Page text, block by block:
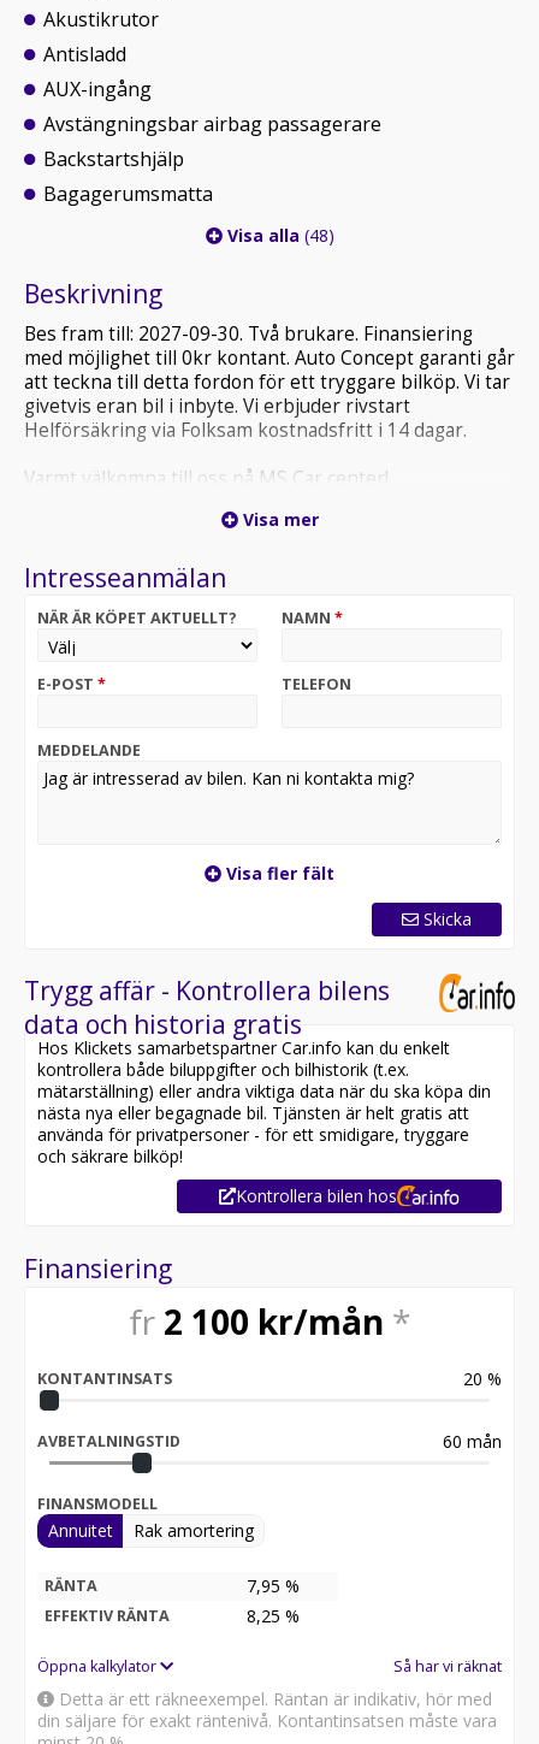
Akustikrutor
Antisladd
AUX-ingång
Avstängningsbar airbag passagerare
Backstartshjälp
Bagagerumsmatta
Visa alla (48)
Beskrivning
Bes fram till: 2027-09-30. Två brukare. Finansiering
med möjlighet till 0kr kontant. Auto Concept garanti går
att teckna till detta fordon för ett tryggare bilköp. Vi tar
givetvis eran bil i inbyte. Vi erbjuder rivstart
Helförsäkring via Folksam kostnadsfritt i 14 dagar.
Varmt välkomna till oss på MS Car center!
Visa mer
Intresseanmälan
NÄR ÄR KÖPET AKTUELLT? NAMN *
E-POST * TELEFON
MEDDELANDE
Visa fler fält
Skicka
Trygg affär - Kontrollera bilens
data och historia gratis
Hos Klickets samarbetspartner Car.info kan du enkelt
kontrollera både biluppgifter och bilhistorik (t.ex.
mätarställning) eller andra viktiga data när du ska köpa din
nästa nya eller begagnade bil. Tjänsten är helt gratis att
använda för privatpersoner - för ett smidigare, tryggare
och säkrare bilköp!
Kontrollera bilen hos
Finansiering
fr 2 100 kr/mån *
KONTANTINSATS 20 %
AVBETALNINGSTID 60 mån
FINANSMODELL
Annuitet Rak amortering
RÄNTA 7,95 %
EFFEKTIV RÄNTA 8,25 %
Öppna kalkylator Så har vi räknat
Detta är ett räkneexempel. Räntan är indikativ, hör med
din säljare för exakt räntenivå. Kontantinsatsen måste vara